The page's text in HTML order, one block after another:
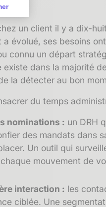
vos Options
gérer vos paramètres
un client il y a dix-
a évolué, ses besoins
connu un départ
dans la majorité
la détecter au bon
du temps
nominations : un DRH
des mandats dans
Un outil qui
mouvement de
interaction : les
ciblée. Une